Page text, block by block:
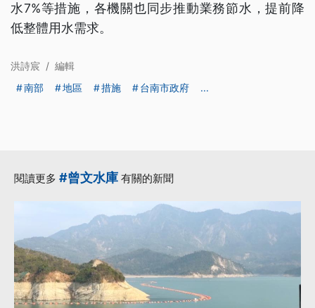
水7%等措施，各機關也同步推動業務節水，提前降
低整體用水需求。
洪詩宸 / 編輯
南部
地區 措施 台南市政府 ...
閱讀更多 #曾文水庫 有關的新聞